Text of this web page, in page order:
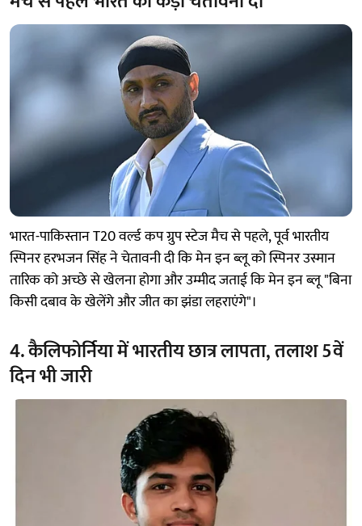
भारत-पाकिस्तान T20 वर्ल्ड कप ग्रुप स्टेज मैच से पहले, पूर्व भारतीय
स्पिनर हरभजन सिंह ने चेतावनी दी कि मेन इन ब्लू को स्पिनर उस्मान
तारिक को अच्छे से खेलना होगा और उम्मीद जताई कि मेन इन ब्लू "बिना
किसी दबाव के खेलेंगे और जीत का झंडा लहराएंगे"।
4. कैलिफोर्निया में भारतीय छात्र लापता, तलाश 5वें
दिन भी जारी